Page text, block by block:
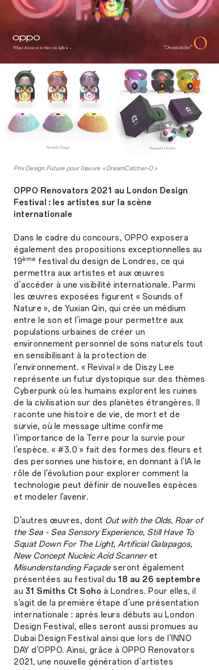
Prix Design Future pour l’œuvre « DreamCatcher-O »
OPPO Renovators 2021 au London Design
Festival : les artistes sur la scène
internationale
Dans le cadre du concours, OPPO exposera
également des propositions exceptionnelles au
19ème festival du design de Londres, ce qui
permettra aux artistes et aux œuvres
d’accéder à une visibilité internationale. Parmi
les œuvres exposées figurent « Sounds of
Nature », de Yuxian Qin, qui crée un médium
entre le son et l’image pour permettre aux
populations urbaines de créer un
environnement personnel de sons naturels tout
en sensibilisant à la protection de
l'environnement. « Revival » de Diszy Lee
représente un futur dystopique sur des thèmes
Cyberpunk où les humains explorent les ruines
de la civilisation sur des planètes étrangères. Il
raconte une histoire de vie, de mort et de
survie, où le message ultime confirme
l’importance de la Terre pour la survie pour
l’espèce. « #3.0 » fait des formes des fleurs et
des personnes une histoire, en donnant à l’IA le
rôle de l'évolution pour explorer comment la
technologie peut définir de nouvelles espèces
et modeler l'avenir.
D'autres œuvres, dont Out with the Olds, Roar of
the Sea - Sea Sensory Experience, Still Have To
Squat Down For The Light, Artificial Galapagos,
New Concept Nucleic Acid Scanneret
Misunderstanding Façadeseront également
présentées au festival du 18 au 26 septembre
au 31 Smiths Ct Soho à Londres. Pour elles, il
s'agit de la première étape d’une présentation
internationale : après leurs débuts au London
Design Festival, elles seront aussi promues au
Dubai Design Festival ainsi que lors de l’INNO
DAY d’OPPO. Ainsi, grâce à OPPO Renovators
2021, une nouvelle génération d’artistes